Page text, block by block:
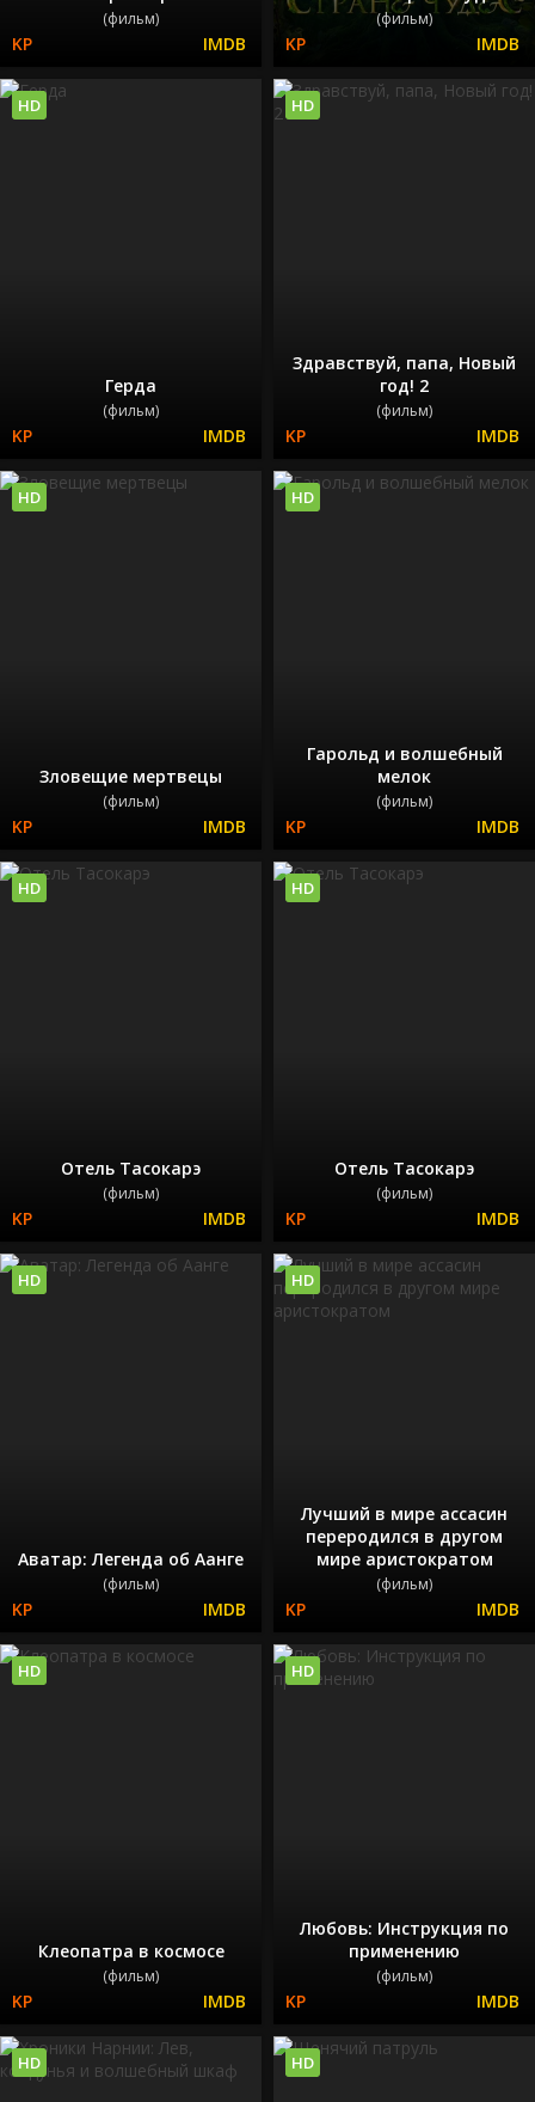
(фильм) (фильм)
Герда
(фильм)
HD
Здравствуй, папа, Новый
год! 2
(фильм)
HD
Зловещие мертвецы
(фильм)
HD
Гарольд и волшебный
мелок
(фильм)
HD
Отель Тасокарэ
(фильм)
HD
Отель Тасокарэ
(фильм)
HD
Аватар: Легенда об Аанге
(фильм)
HD
Лучший в мире ассасин
переродился в другом
мире аристократом
(фильм)
HD
Клеопатра в космосе
(фильм)
HD
Любовь: Инструкция по
применению
(фильм)
HD
HD HD